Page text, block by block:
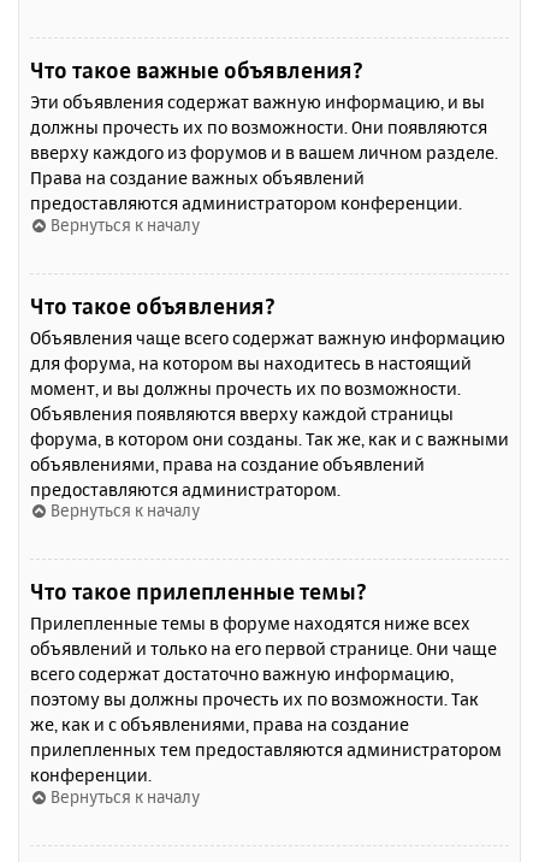
Что такое важные объявления?
Эти объявления содержат важную информацию, и вы
должны прочесть их по возможности. Они появляются
вверху каждого из форумов и в вашем личном разделе.
Права на создание важных объявлений
предоставляются администратором конференции.
Вернуться к началу
Что такое объявления?
Объявления чаще всего содержат важную информацию
для форума, на котором вы находитесь в настоящий
момент, и вы должны прочесть их по возможности.
Объявления появляются вверху каждой страницы
форума, в котором они созданы. Так же, как и с важными
объявлениями, права на создание объявлений
предоставляются администратором.
Вернуться к началу
Что такое прилепленные темы?
Прилепленные темы в форуме находятся ниже всех
объявлений и только на его первой странице. Они чаще
всего содержат достаточно важную информацию,
поэтому вы должны прочесть их по возможности. Так
же, как и с объявлениями, права на создание
прилепленных тем предоставляются администратором
конференции.
Вернуться к началу